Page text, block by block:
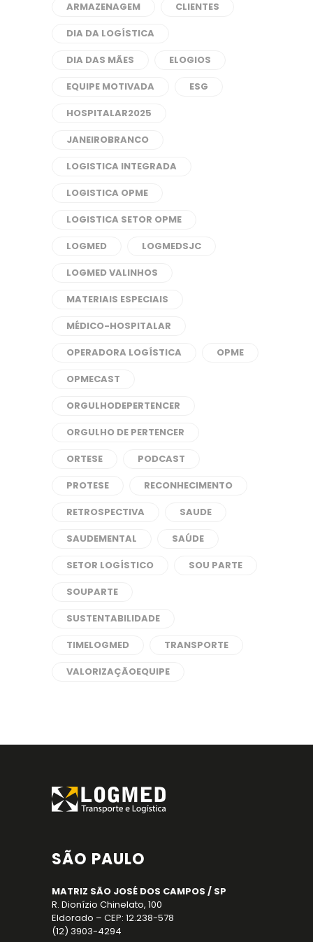
ARMAZENAGEM
CLIENTES
DIA DA LOGÍSTICA
DIA DAS MÃES
ELOGIOS
EQUIPE MOTIVADA
ESG
HOSPITALAR2025
JANEIROBRANCO
LOGISTICA INTEGRADA
LOGISTICA OPME
LOGISTICA SETOR OPME
LOGMED
LOGMEDSJC
LOGMED VALINHOS
MATERIAIS ESPECIAIS
MÉDICO-HOSPITALAR
OPERADORA LOGÍSTICA
OPME
OPMECAST
ORGULHODEPERTENCER
ORGULHO DE PERTENCER
ORTESE
PODCAST
PROTESE
RECONHECIMENTO
RETROSPECTIVA
SAUDE
SAUDEMENTAL
SAÚDE
SETOR LOGÍSTICO
SOU PARTE
SOUPARTE
SUSTENTABILIDADE
TIMELOGMED
TRANSPORTE
VALORIZAÇÃOEQUIPE
SÃO PAULO
MATRIZ SÃO JOSÉ DOS CAMPOS / SP
R. Dionízio Chinelato, 100
Eldorado – CEP: 12.238-578
(12) 3903-4294